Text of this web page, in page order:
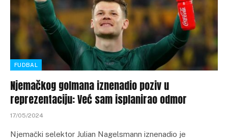
FUDBAL
Njemačkog golmana iznenadio poziv u
reprezentaciju: Već sam isplanirao odmor
17/05/2024
Njemački selektor Julian Nagelsmann iznenadio je